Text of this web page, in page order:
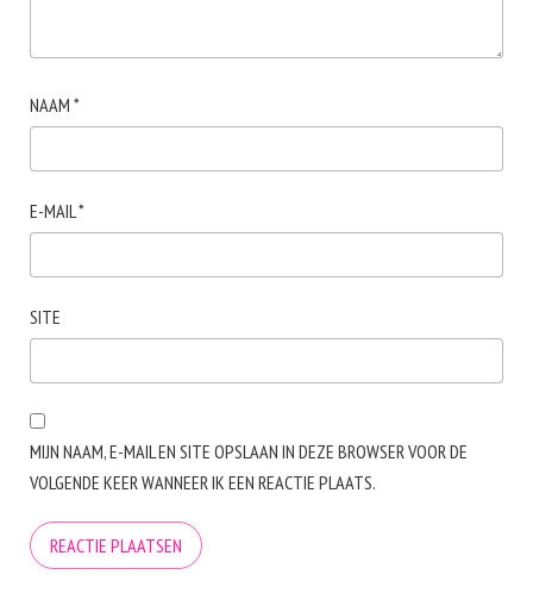
NAAM *
E-MAIL*
SITE
MIJN NAAM, E-MAIL EN SITE OPSLAAN IN DEZE BROWSER VOOR DE
VOLGENDE KEER WANNEER IK EEN REACTIE PLAATS.